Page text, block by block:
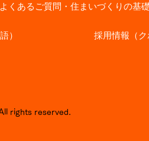
rights reserved.
よくあるご質問・住まいづくりの基
） 採用情報（ク